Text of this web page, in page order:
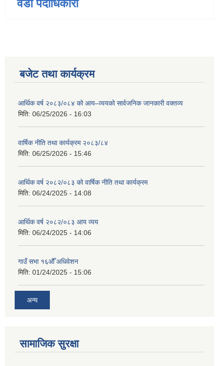
वडा पदाधिकारी
बजेट तथा कार्यक्रम
आर्थिक वर्ष २०८३/०८४ को आय–व्ययको सार्वजनिक जानकारी वक्तव्य
मिति: 06/25/2026 - 16:03
वार्षिक नीति तथा कार्यक्रम २०८३/८४
मिति: 06/25/2026 - 15:46
आर्थिक वर्ष २०८२/०८३ को वार्षिक नीति तथा कार्यक्रम
मिति: 06/24/2025 - 14:08
आर्थिक वर्ष २०८२/०८३ आय व्यय
मिति: 06/24/2025 - 14:06
गाउँ सभा १६औँ अधिवेशन
मिति: 01/24/2025 - 15:06
अन्य
सामाजिक सुरक्षा